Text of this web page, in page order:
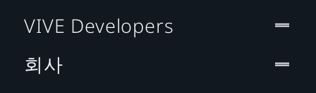
VIVE Developers
회사